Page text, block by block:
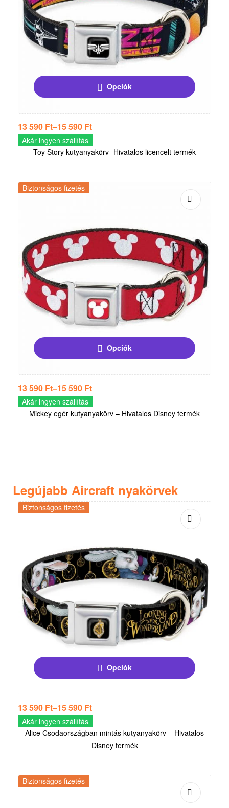
Opciók
13 590 Ft–15 590 Ft
Akár ingyen szállítás
Toy Story kutyanyakörv- Hivatalos licencelt termék
Biztonságos fizetés
Opciók
13 590 Ft–15 590 Ft
Akár ingyen szállítás
Mickey egér kutyanyakörv – Hivatalos Disney termék
Legújabb Aircraft nyakörvek
Biztonságos fizetés
Opciók
13 590 Ft–15 590 Ft
Akár ingyen szállítás
Alice Csodaországban mintás kutyanyakörv – Hivatalos
Disney termék
Biztonságos fizetés